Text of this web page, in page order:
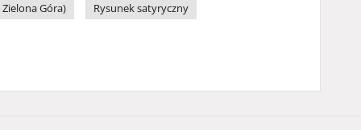
Góra) Rysunek satyryczny